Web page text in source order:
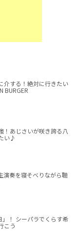
介する！絶対に行きたい
BURGER
！あじさいが咲き誇る八
い♪
奏を寝そべりながら聴
！ シーパラでくらす希
こう